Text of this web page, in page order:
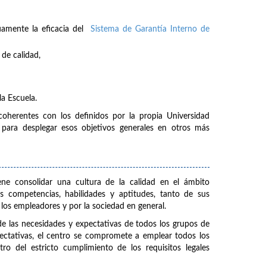
la eficacia delSistema de Garantía Interno de
calidad,
Escuela.
con los definidos por la propia Universidad
desplegar esos objetivos generales en otros más
consolidar una cultura de la calidad en el ámbito
competencias, habilidades y aptitudes, tanto de sus
empleadores y por la sociedad en general.
las necesidades y expectativas de todos los grupos de
el centro se compromete a emplear todos los
del estricto cumplimiento de los requisitos legales